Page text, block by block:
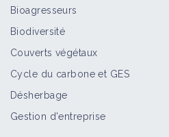
Bioagresseurs
Biodiversité
Couverts végétaux
Cycle du carbone et GES
Désherbage
Gestion d'entreprise